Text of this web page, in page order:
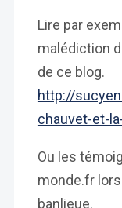
Lire par
malédiction
de ce blog.
http://
chauvet-et-
Ou les
monde.fr
banlieue.